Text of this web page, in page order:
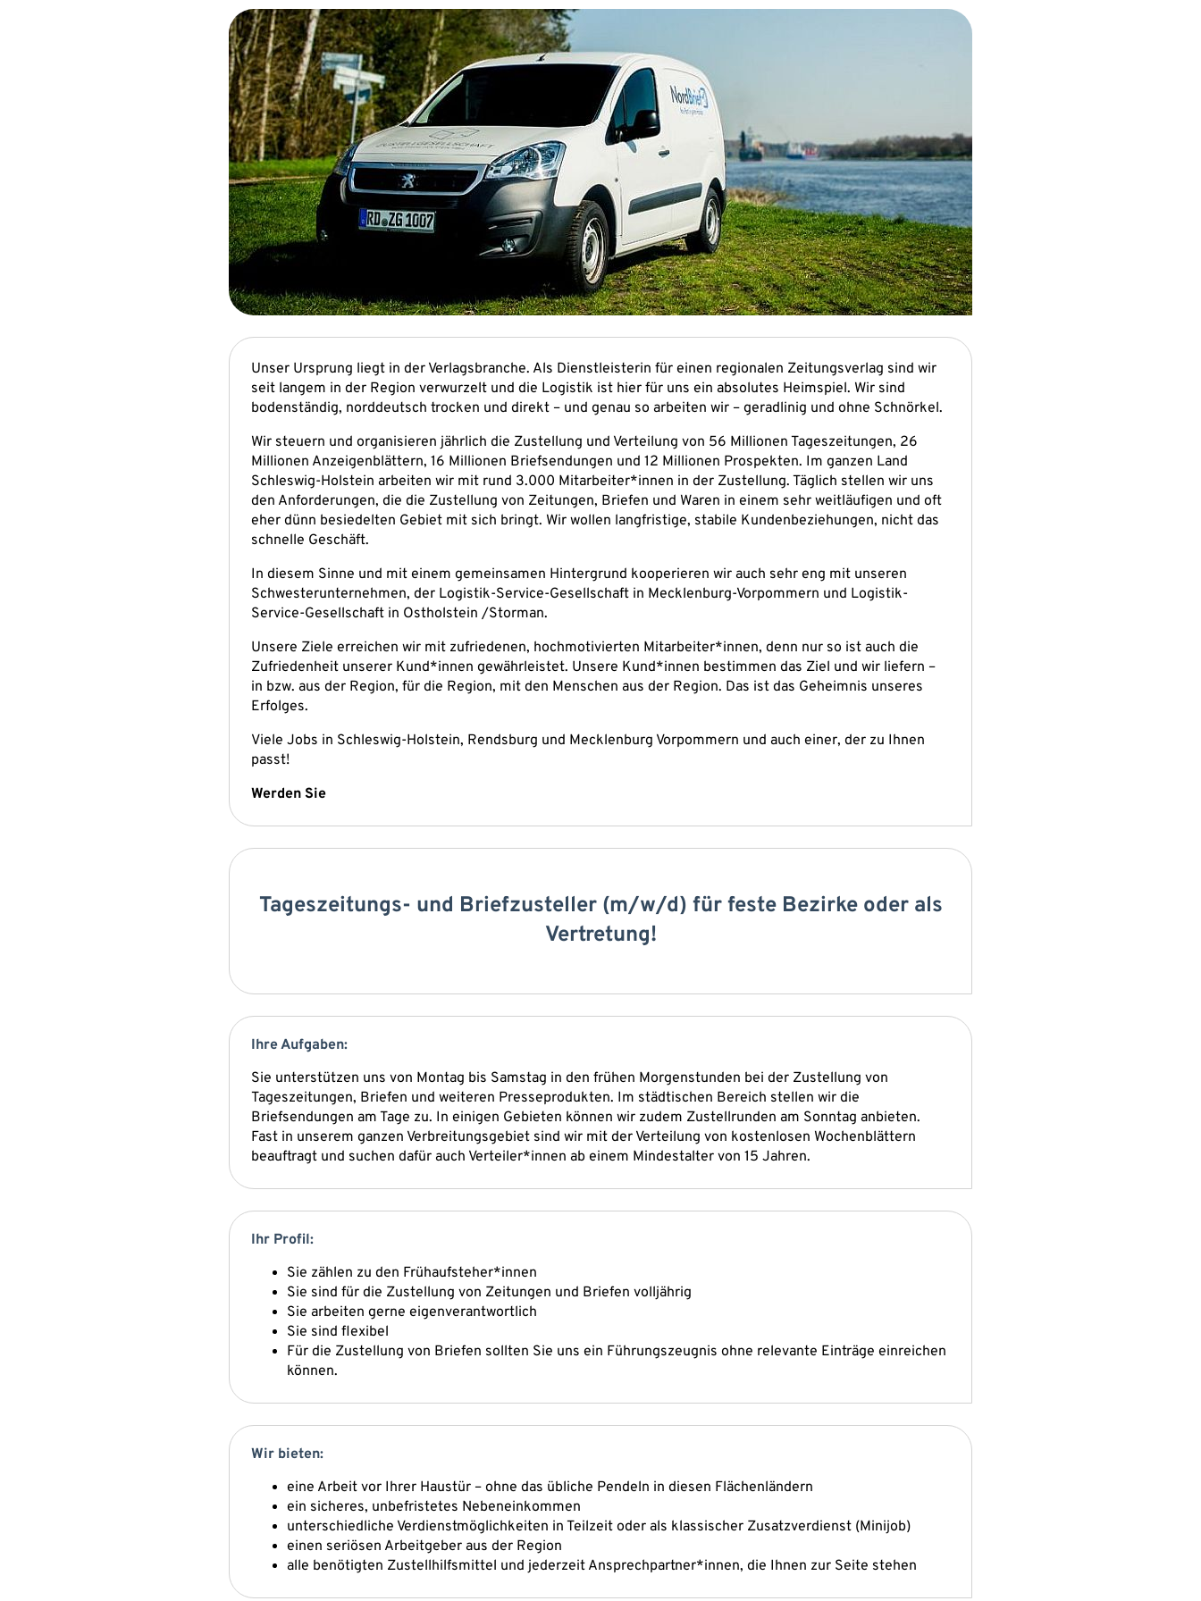
Unser Ursprung liegt in der Verlagsbranche. Als Dienstleisterin für einen regionalen Zeitungsverlag sind wir
seit langem in der Region verwurzelt und die Logistik ist hier für uns ein absolutes Heimspiel. Wir sind
bodenständig, norddeutsch trocken und direkt – und genau so arbeiten wir – geradlinig und ohne Schnörkel.
Wir steuern und organisieren jährlich die Zustellung und Verteilung von 56 Millionen Tageszeitungen, 26
Millionen Anzeigenblättern, 16 Millionen Briefsendungen und 12 Millionen Prospekten. Im ganzen Land
Schleswig-Holstein arbeiten wir mit rund 3.000 Mitarbeiter*innen in der Zustellung. Täglich stellen wir uns
den Anforderungen, die die Zustellung von Zeitungen, Briefen und Waren in einem sehr weitläufigen und oft
eher dünn besiedelten Gebiet mit sich bringt. Wir wollen langfristige, stabile Kundenbeziehungen, nicht das
schnelle Geschäft.
In diesem Sinne und mit einem gemeinsamen Hintergrund kooperieren wir auch sehr eng mit unseren
Schwesterunternehmen, der Logistik-Service-Gesellschaft in Mecklenburg-Vorpommern und Logistik-
Service-Gesellschaft in Ostholstein /Storman.
Unsere Ziele erreichen wir mit zufriedenen, hochmotivierten Mitarbeiter*innen, denn nur so ist auch die
Zufriedenheit unserer Kund*innen gewährleistet. Unsere Kund*innen bestimmen das Ziel und wir liefern –
in bzw. aus der Region, für die Region, mit den Menschen aus der Region. Das ist das Geheimnis unseres
Erfolges.
Viele Jobs in Schleswig-Holstein, Rendsburg und Mecklenburg Vorpommern und auch einer, der zu Ihnen
passt!
Werden Sie
Tageszeitungs- und Briefzusteller (m/w/d) für feste Bezirke oder als
Vertretung!
Ihre Aufgaben:
Sie unterstützen uns von Montag bis Samstag in den frühen Morgenstunden bei der Zustellung von
Tageszeitungen, Briefen und weiteren Presseprodukten. Im städtischen Bereich stellen wir die
Briefsendungen am Tage zu. In einigen Gebieten können wir zudem Zustellrunden am Sonntag anbieten.
Fast in unserem ganzen Verbreitungsgebiet sind wir mit der Verteilung von kostenlosen Wochenblättern
beauftragt und suchen dafür auch Verteiler*innen ab einem Mindestalter von 15 Jahren.
Ihr Profil:
Sie zählen zu den Frühaufsteher*innen
Sie sind für die Zustellung von Zeitungen und Briefen volljährig
Sie arbeiten gerne eigenverantwortlich
Sie sind flexibel
Für die Zustellung von Briefen sollten Sie uns ein Führungszeugnis ohne relevante Einträge einreichen
können.
Wir bieten:
eine Arbeit vor Ihrer Haustür – ohne das übliche Pendeln in diesen Flächenländern
ein sicheres, unbefristetes Nebeneinkommen
unterschiedliche Verdienstmöglichkeiten in Teilzeit oder als klassischer Zusatzverdienst (Minijob)
einen seriösen Arbeitgeber aus der Region
alle benötigten Zustellhilfsmittel und jederzeit Ansprechpartner*innen, die Ihnen zur Seite stehen